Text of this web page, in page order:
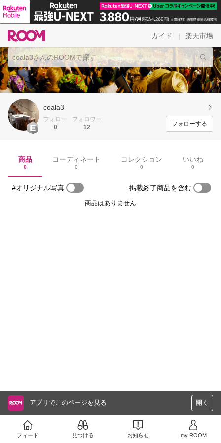
ガイド 楽天市場
coala3
フォロー
0
フォロワー
12
フォローする
商品
0
コーディネート
0
コレクション
0
いいね
0
#オリジナル写真 掲載終了商品を含む
商品はありません
アプリでこのページを見る 開く
フィード 見つける お知らせ my ROOM